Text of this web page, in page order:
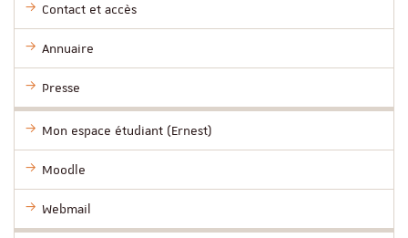
Contact et accès
Annuaire
Presse
Mon espace étudiant (Ernest)
Moodle
Webmail